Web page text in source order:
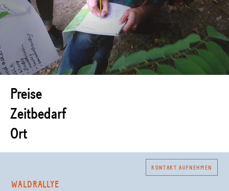
KONTAKT AUFNEHMEN
Preise
Zeitbedarf
Ort
WALDRALLYE